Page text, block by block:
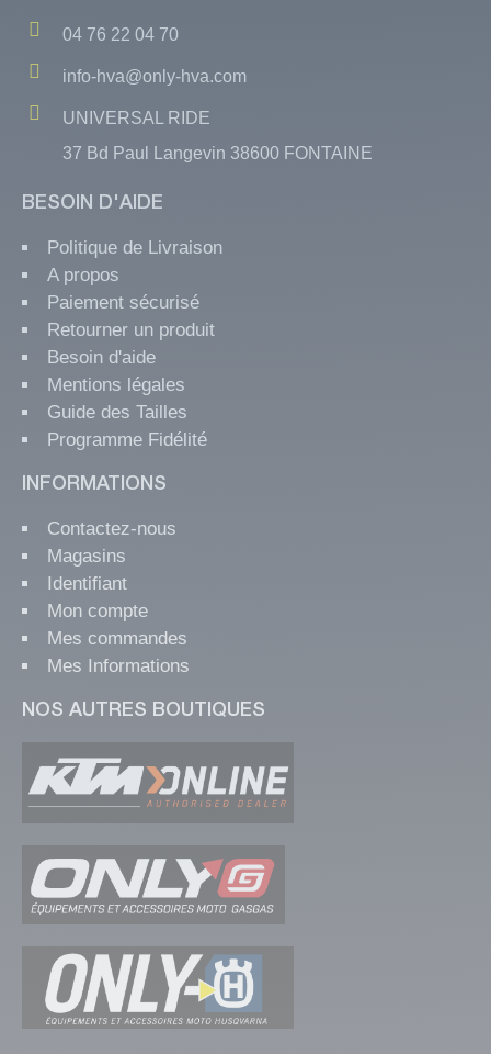
04 76 22 04 70
info-hva@only-hva.com
UNIVERSAL RIDE
37 Bd Paul Langevin 38600 FONTAINE
BESOIN D'AIDE
Politique de Livraison
A propos
Paiement sécurisé
Retourner un produit
Besoin d'aide
Mentions légales
Guide des Tailles
Programme Fidélité
INFORMATIONS
Contactez-nous
Magasins
Identifiant
Mon compte
Mes commandes
Mes Informations
NOS AUTRES BOUTIQUES